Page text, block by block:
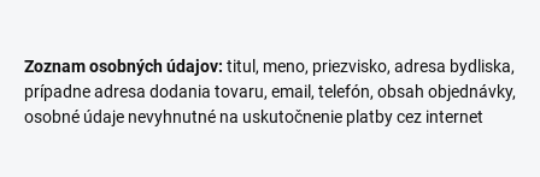
Zoznam osobných údajov: titul, meno, priezvisko, adresa bydliska,
prípadne adresa dodania tovaru, email, telefón, obsah objednávky,
osobné údaje nevyhnutné na uskutočnenie platby cez internet